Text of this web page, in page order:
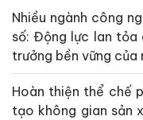
Nhiều ngành công
số: Động lực lan tỏa
trưởng bền vững của
Hoàn thiện thể chế
tạo không gian sản